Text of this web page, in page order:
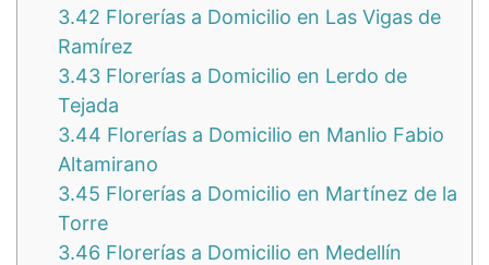
3.42 Florerías a Domicilio en Las Vigas de
Ramírez
3.43 Florerías a Domicilio en Lerdo de
Tejada
3.44 Florerías a Domicilio en Manlio Fabio
Altamirano
3.45 Florerías a Domicilio en Martínez de la
Torre
3.46 Florerías a Domicilio en Medellín